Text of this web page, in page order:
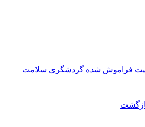
فراموش شده گردشگری سلامت